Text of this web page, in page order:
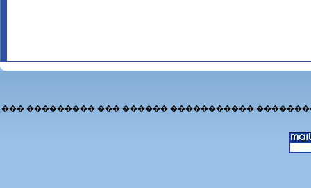
��� ��������� ��� ������ �����������